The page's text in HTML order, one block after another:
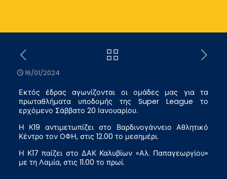
16/01/2024
Εκτός έδρας αγωνίζονται οι ομάδες μας για τα
πρωταθλήματα υποδομής της Super League το
ερχόμενο Σάββατο 20 Ιανουαρίου.
Η Κ19 αντιμετωπίζει στο Βαρδινογάννειο Αθλητικό
Κέντρο τον ΟΦΗ, στις 12.00 το μεσημέρι.
Η Κ17 παίζει στο ΔΑΚ Καλυβίων «Αλ. Παπαγεωργίου»
με τη Λαμία, στις 11.00 το πρωί.